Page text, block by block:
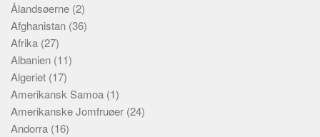
Ålandsøerne (2)
Afghanistan (36)
Afrika (27)
Albanien (11)
Algeriet (17)
Amerikansk Samoa (1)
Amerikanske Jomfruøer (24)
Andorra (16)